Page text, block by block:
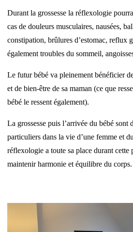
Durant la grossesse la réflexologie
cas de douleurs musculaires, nausées,
constipation, brûlures d’estomac, reflux
également troubles du sommeil,
Le futur bébé va pleinement bénéficier
et de bien-être de sa maman (ce que
bébé le ressent également).
La grossesse puis l’arrivée du bébé sont
particuliers dans la vie d’une femme et
réflexologie a toute sa place durant cette
maintenir harmonie et équilibre du corps.